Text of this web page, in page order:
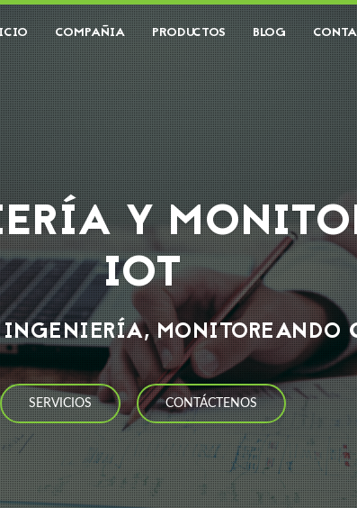
COMPAÑIA PRODUCTOS BLOG
Y
IOT
INGENIERÍA, MONITOREANDO
SERVICIOS CONTÁCTENOS